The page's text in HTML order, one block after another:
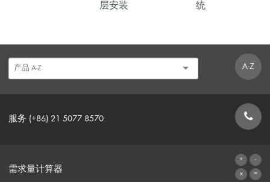
层安装
统
A-Z
服务 (+86) 21 5077 8570
需求量计算器